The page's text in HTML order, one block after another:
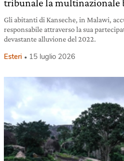
tribunale la multinazionale
Gli abitanti di Kanseche, in Malawi,
responsabile attraverso la sua
devastante alluvione del 2022.
Esteri 15 luglio 2026